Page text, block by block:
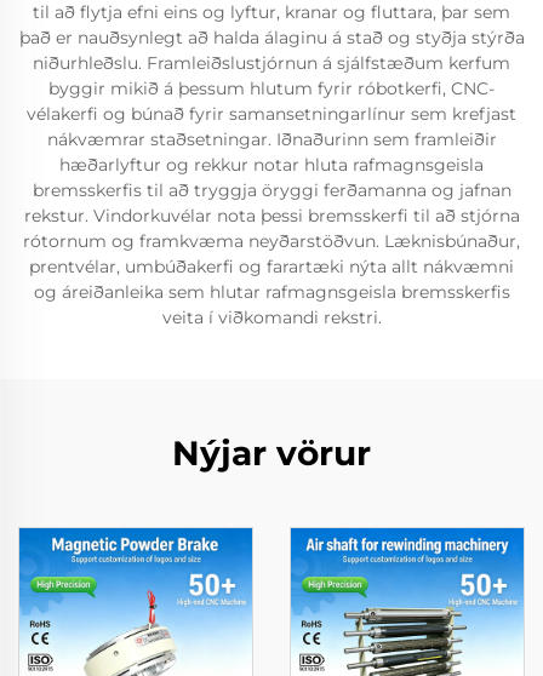
til að flytja efni eins og lyftur, kranar og fluttara, þar sem
það er nauðsynlegt að halda álaginu á stað og styðja stýrða
niðurhleðslu. Framleiðslustjórnun á sjálfstæðum kerfum
byggir mikið á þessum hlutum fyrir róbotkerfi, CNC-
vélakerfi og búnað fyrir samansetningarlínur sem krefjast
nákvæmrar staðsetningar. Iðnaðurinn sem framleiðir
hæðarlyftur og rekkur notar hluta rafmagnsgeisla
bremsskerfis til að tryggja öryggi ferðamanna og jafnan
rekstur. Vindorkuvélar nota þessi bremsskerfi til að stjórna
rótornum og framkvæma neyðarstöðvun. Læknisbúnaður,
prentvélar, umbúðakerfi og farartæki nýta allt nákvæmni
og áreiðanleika sem hlutar rafmagnsgeisla bremsskerfis
veita í viðkomandi rekstri.
Nýjar vörur